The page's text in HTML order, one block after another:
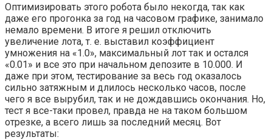
Оптимизировать этого робота было некогда, так как
даже его прогонка за год на часовом графике, занимало
немало времени. В итоге я решил отключить
увеличение лота, т. е. выставил коэффициент
умножения на «1.0», максимальный лот так и остался
«0.01» и все это при начальном депозите в 10.000. И
даже при этом, тестирование за весь год оказалось
сильно затяжным и длилось несколько часов, после
чего я все вырубил, так и не дождавшись окончания. Но,
тест я все-таки провел, правда не на таком большом
отрезке, а всего лишь за последний месяц. Вот
результаты: